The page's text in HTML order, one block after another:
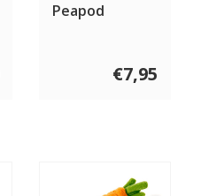
Peapod
€7,95